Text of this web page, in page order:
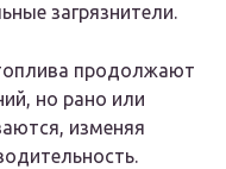
загрязнители.
продолжают
но рано или
изменяя